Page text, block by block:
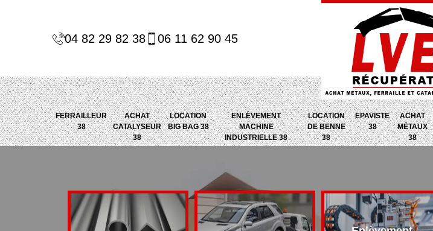
04 82 29 82 38 06 11 62 90 45
FERRAILLEUR
38
ACHAT
CATALYSEUR
38
LOCATION
BIG BAG 38
ENLÈVEMENT
MACHINE
INDUSTRIELLE 38
LOCATION
DE BENNE
38
EPAVISTE
38
ACHAT
MÉTAUX
38